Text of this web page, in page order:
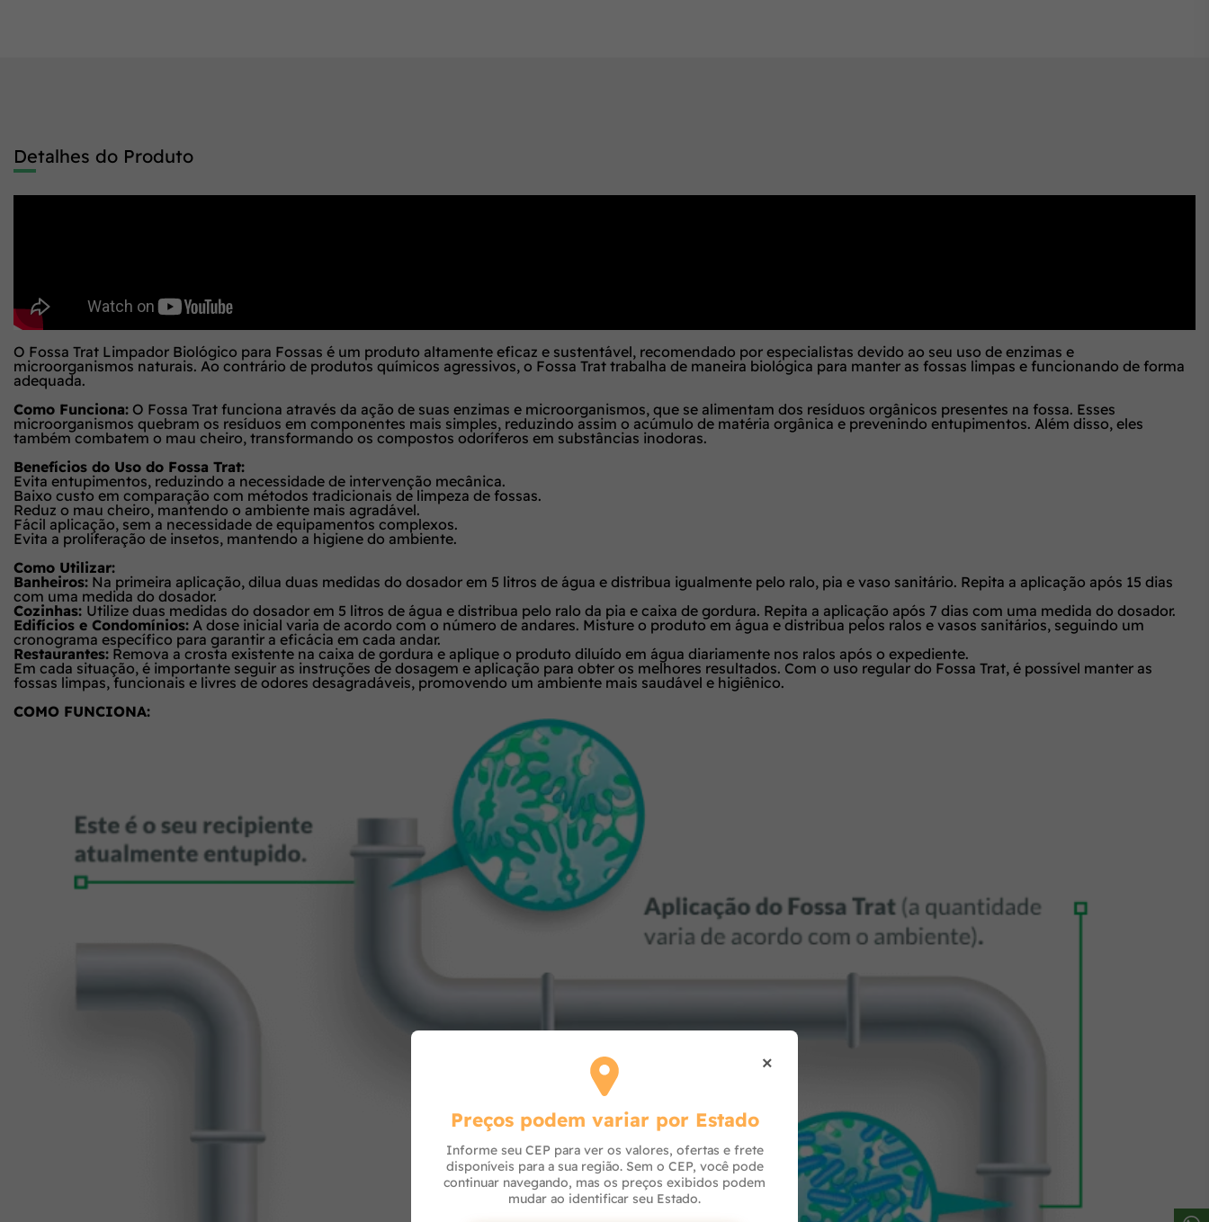
Detalhes do Produto
O Fossa Trat Limpador Biológico para Fossas é um produto altamente eficaz e sustentável, recomendado por especialistas devido ao seu uso de enzimas e
microorganismos naturais. Ao contrário de produtos químicos agressivos, o Fossa Trat trabalha de maneira biológica para manter as fossas limpas e funcionando de forma
adequada.
Como Funciona: O Fossa Trat funciona através da ação de suas enzimas e microorganismos, que se alimentam dos resíduos orgânicos presentes na fossa. Esses
microorganismos quebram os resíduos em componentes mais simples, reduzindo assim o acúmulo de matéria orgânica e prevenindo entupimentos. Além disso, eles
também combatem o mau cheiro, transformando os compostos odoríferos em substâncias inodoras.
Benefícios do Uso do Fossa Trat:
Evita entupimentos, reduzindo a necessidade de intervenção mecânica.
Baixo custo em comparação com métodos tradicionais de limpeza de fossas.
Reduz o mau cheiro, mantendo o ambiente mais agradável.
Fácil aplicação, sem a necessidade de equipamentos complexos.
Evita a proliferação de insetos, mantendo a higiene do ambiente.
Como Utilizar:
Banheiros: Na primeira aplicação, dilua duas medidas do dosador em 5 litros de água e distribua igualmente pelo ralo, pia e vaso sanitário. Repita a aplicação após 15 dias
com uma medida do dosador.
Cozinhas: Utilize duas medidas do dosador em 5 litros de água e distribua pelo ralo da pia e caixa de gordura. Repita a aplicação após 7 dias com uma medida do dosador.
Edifícios e Condomínios: A dose inicial varia de acordo com o número de andares. Misture o produto em água e distribua pelos ralos e vasos sanitários, seguindo um
cronograma específico para garantir a eficácia em cada andar.
Restaurantes: Remova a crosta existente na caixa de gordura e aplique o produto diluído em água diariamente nos ralos após o expediente.
Em cada situação, é importante seguir as instruções de dosagem e aplicação para obter os melhores resultados. Com o uso regular do Fossa Trat, é possível manter as
fossas limpas, funcionais e livres de odores desagradáveis, promovendo um ambiente mais saudável e higiênico.
COMO FUNCIONA:
×
Preços podem variar por Estado
Informe seu CEP para ver os valores, ofertas e frete
disponíveis para a sua região. Sem o CEP, você pode
continuar navegando, mas os preços exibidos podem
mudar ao identificar seu Estado.